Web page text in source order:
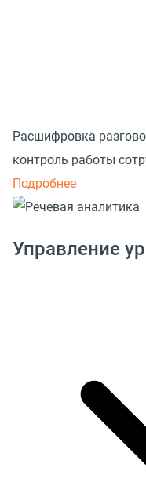
Расшифровка
контроль работы
Подробнее
Управление